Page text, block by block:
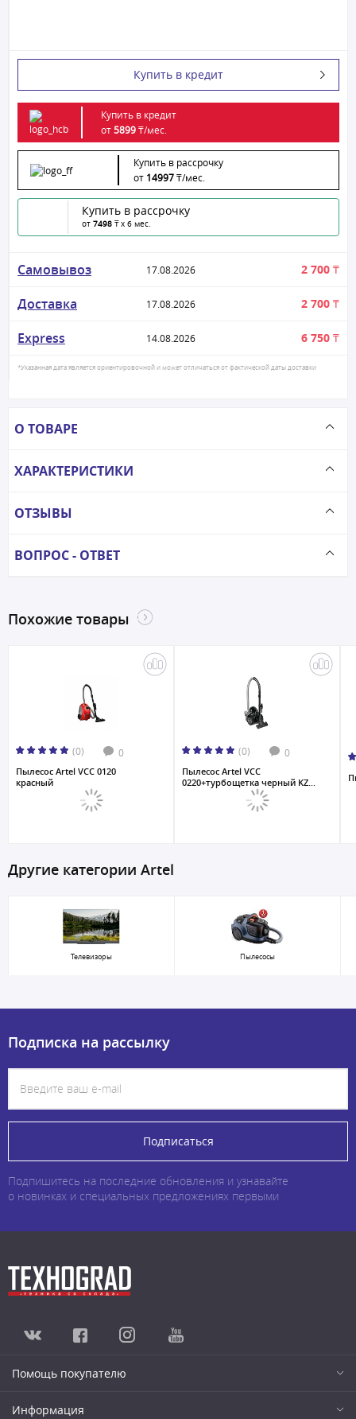
Купить в кредит
Купить в кредит
от5899₸/мес.
Купить в рассрочку
от 14997₸/мес.
Купить в рассрочку
от 7498 ₸ x 6 мес.
Самовывоз 17.08.2026 2 700 ₸
Доставка 17.08.2026 2 700 ₸
Express 14.08.2026 6 750 ₸
*Указанная дата является ориентировочной и может отличаться от фактической даты доставки
О ТОВАРЕ
ХАРАКТЕРИСТИКИ
ОТЗЫВЫ
ВОПРОС - ОТВЕТ
Похожие товары
(0) 0
Пылесос Artel VCC 0120
красный
(0) 0
Пылесос Artel VCC
0220+турбощетка черный KZ...
Другие категории Artel
Телевизоры Пылесосы
Подписка на рассылку
Подписаться
Подпишитесь на последние обновления и узнавайте
о новинках и специальных предложениях первыми
Помощь покупателю
Информация